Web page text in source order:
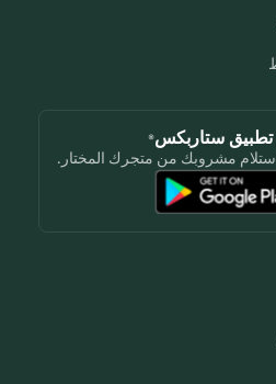
تطبيق ستاربكس®
مشروبك من متجرك المختار.